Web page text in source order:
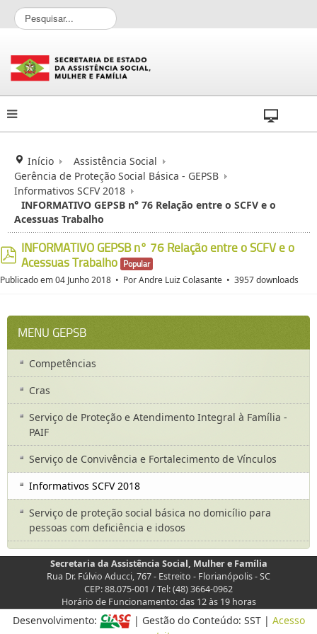
P
e
q
u
i
s
a
Início
Assistência Social
Gerência de Proteção Social Básica - GEPSB
Informativos SCFV 2018
INFORMATIVO GEPSB n° 76 Relação entre o SCFV e o
Acessuas Trabalho
pdf
INFORMATIVO GEPSB n° 76 Relação entre o SCFV e o
Acessuas Trabalho
Popular
Publicado em 04 Junho 2018 PorAndre Luiz Colasante 3957 downloads
MENU GEPSB
Competências
Cras
Serviço de Proteção e Atendimento Integral à Família -
PAIF
Serviço de Convivência e Fortalecimento de Vínculos
Informativos SCFV 2018
Serviço de proteção social básica no domicílio para
pessoas com deficiência e idosos
Secretaria da Assistência Social, Mulher e Família
Rua Dr. Fúlvio Aducci, 767 - Estreito - Florianópolis - SC
CEP: 88.075-001 / Tel: (48) 3664-0962
Horário de Funcionamento: das 12 às 19 horas
Desenvolvimento: | Gestão do Conteúdo: SST | Acesso